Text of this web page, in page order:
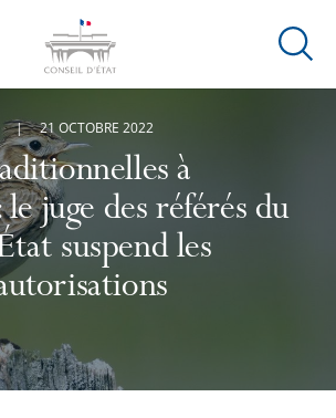
Ouvrir
à
juge des référés du
suspend les
21 OCTOBRE 2022